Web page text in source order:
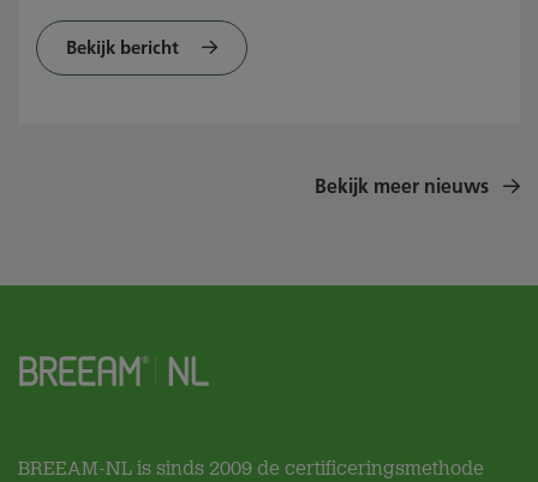
Bekijk bericht
Bekijk meer nieuws
BREEAM-NL is sinds 2009 de certificeringsmethode